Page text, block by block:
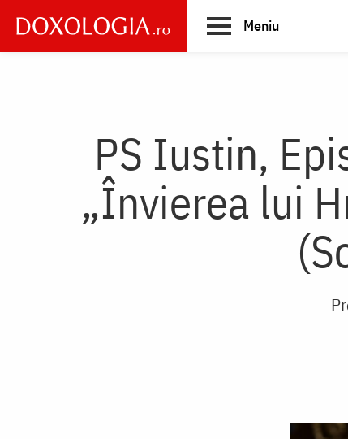
main
Meniu
PS Iustin,
„Învierea lui